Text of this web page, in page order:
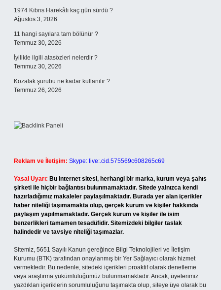
1974 Kıbrıs Harekâtı kaç gün sürdü ?
Ağustos 3, 2026
11 hangi sayılara tam bölünür ?
Temmuz 30, 2026
İyilikle ilgili atasözleri nelerdir ?
Temmuz 30, 2026
Kozalak şurubu ne kadar kullanılır ?
Temmuz 26, 2026
Reklam ve İletişim: Skype: live:.cid.575569c608265c69
Yasal Uyarı: Bu internet sitesi, herhangi bir marka, kurum veya şahıs
şirketi ile hiçbir bağlantısı bulunmamaktadır. Sitede yalnızca kendi
hazırladığımız makaleler paylaşılmaktadır. Burada yer alan içerikler
haber niteliği taşımamakta olup, gerçek kurum ve kişiler hakkında
paylaşım yapılmamaktadır. Gerçek kurum ve kişiler ile isim
benzerlikleri tamamen tesadüfidir. Sitemizdeki bilgiler taslak
halindedir ve tavsiye niteliği taşımazlar.
Sitemiz, 5651 Sayılı Kanun gereğince Bilgi Teknolojileri ve İletişim
Kurumu (BTK) tarafından onaylanmış bir Yer Sağlayıcı olarak hizmet
vermektedir. Bu nedenle, sitedeki içerikleri proaktif olarak denetleme
veya araştırma yükümlülüğümüz bulunmamaktadır. Ancak, üyelerimiz
yazdıkları içeriklerin sorumluluğunu taşımakta olup, siteye üye olarak bu